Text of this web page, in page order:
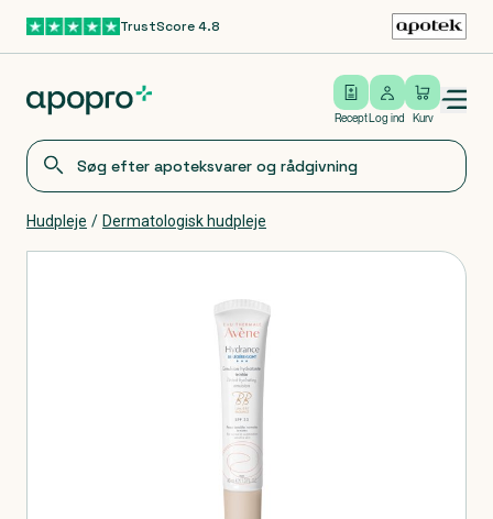
Gå til hovedindholdTrustScore 4.8
Recept
Log ind
Log ind Kurv
Open/close menu
Hudpleje / Dermatologisk hudpleje